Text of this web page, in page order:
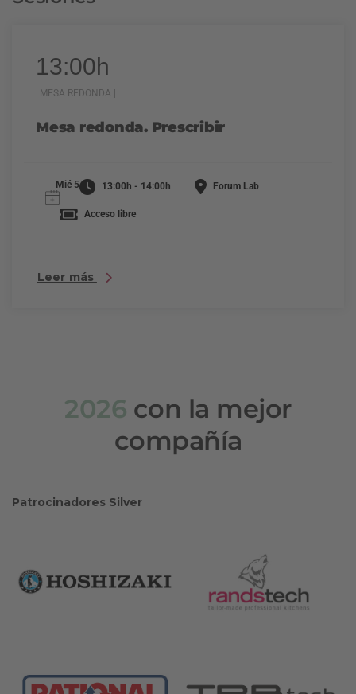
13:00h
MESA REDONDA |
Mesa redonda. Prescribir
Mié 5 13:00h - 14:00h Forum Lab
Acceso libre
Leer más
2026 con la mejor
compañía
Patrocinadores Silver